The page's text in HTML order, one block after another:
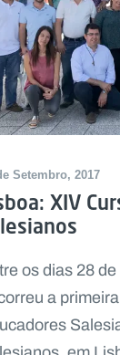
Setembro, 2017
XIV
os dias 28
a